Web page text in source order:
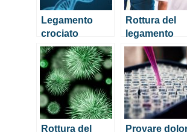
Legamento
crociato
posteriore:
sintomi della
rottura e
indicazioni
sull’intervento
Rottura del
legamento
crociato
anteriore:
sintomi e
operazione
Rottura del
Provare